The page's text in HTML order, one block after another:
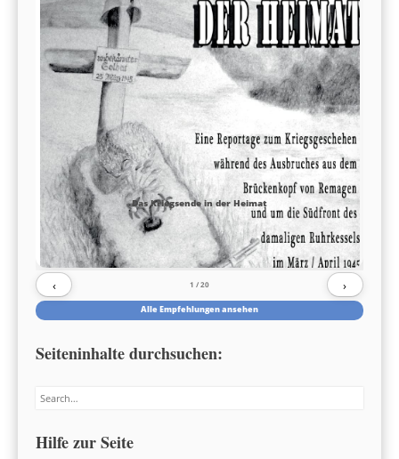
Das Kriegsende in der Heimat
‹ 1 / 20 ›
Alle Empfehlungen ansehen
Seiteninhalte durchsuchen:
Search
Hilfe zur Seite